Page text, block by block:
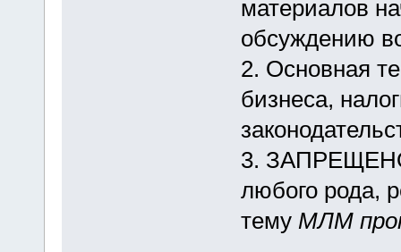
материалов
обсуждению
2. Основная
бизнеса,
3.
любого рода,
тему МЛМ